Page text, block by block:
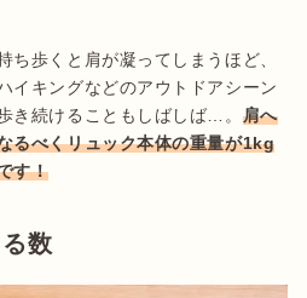
ち歩くと肩が凝ってしまうほど、
イキングなどのアウトドアシーン
き続けることもしばしば…。 肩へ
るべくリュック本体の重量が1kg
す！
数